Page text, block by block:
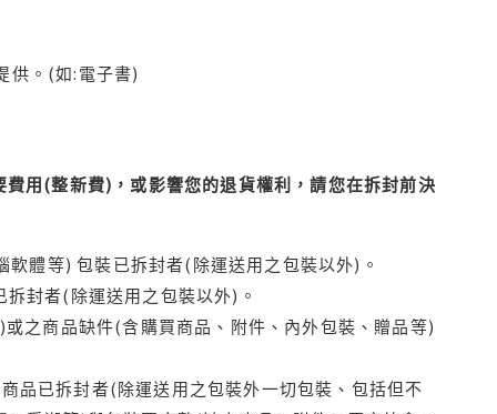
供。(如:電子書)
用(整新費)，或影響您的退貨權利，請您在拆封前決
體等) 包裝已拆封者(除運送用之包裝以外)。
封者(除運送用之包裝以外)。
之商品缺件(含購買商品、附件、內外包裝、贈品等)
品已拆封者(除運送用之包裝外一切包裝、包括但不